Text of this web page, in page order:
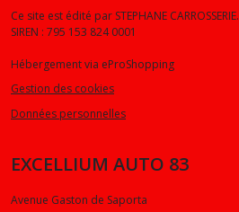
Ce site est édité par STEPHANE CARROSSERIE.
SIREN : 795 153 824 0001
Hébergement via eProShopping
Gestion des cookies
Données personnelles
EXCELLIUM AUTO 83
Avenue Gaston de Saporta